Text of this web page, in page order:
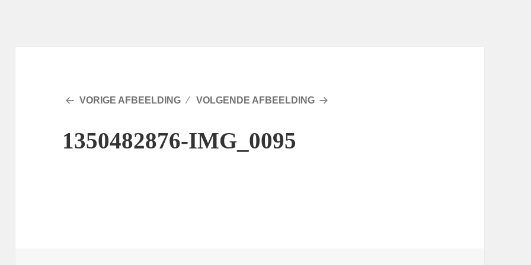
VORIGE AFBEELDING VOLGENDE AFBEELDING
1350482876-IMG_0095